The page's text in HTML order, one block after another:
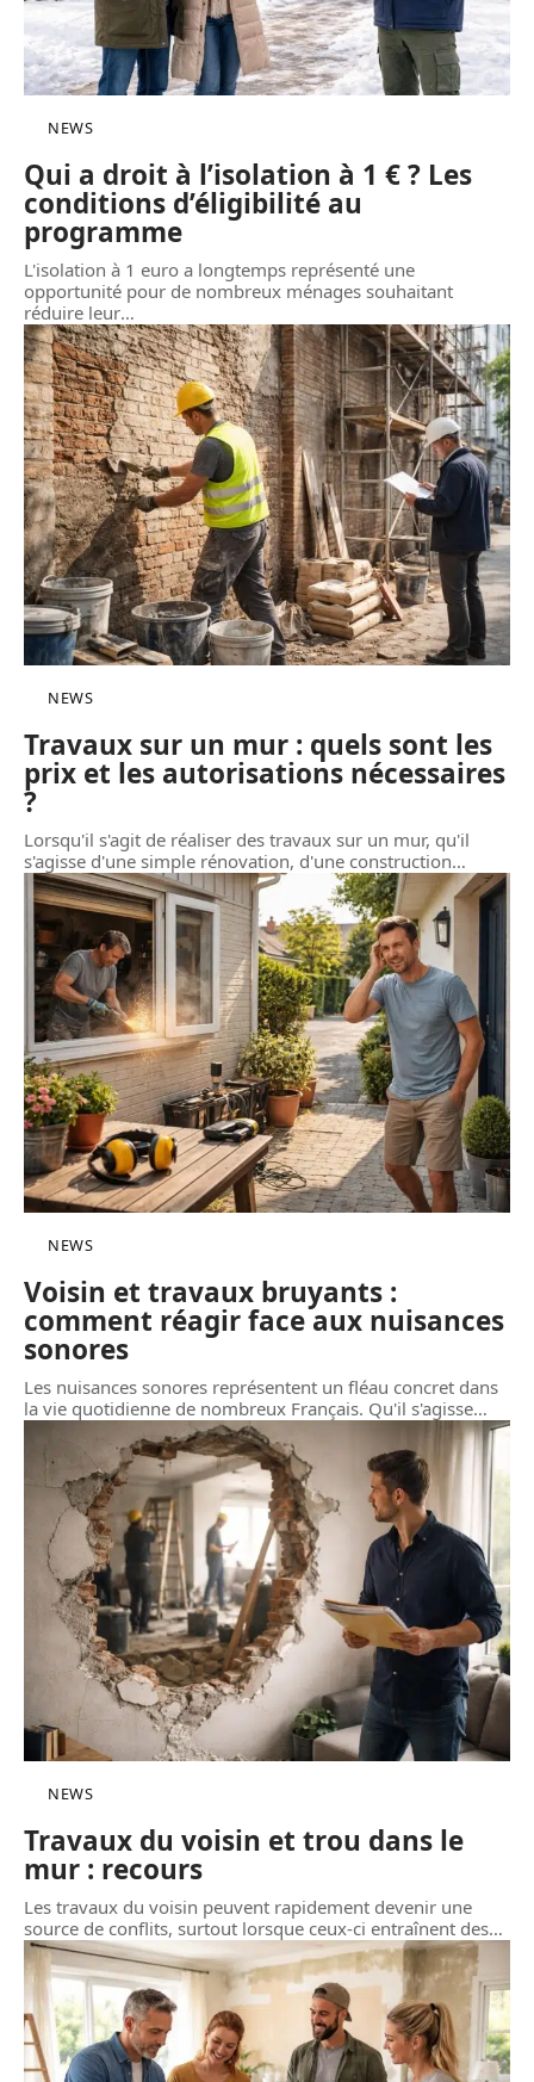
NEWS
Qui a droit à l’isolation à 1 € ? Les
conditions d’éligibilité au
programme
L'isolation à 1 euro a longtemps représenté une
opportunité pour de nombreux ménages souhaitant
réduire leur…
NEWS
Travaux sur un mur : quels sont les
prix et les autorisations nécessaires
?
Lorsqu'il s'agit de réaliser des travaux sur un mur, qu'il
s'agisse d'une simple rénovation, d'une construction…
NEWS
Voisin et travaux bruyants :
comment réagir face aux nuisances
sonores
Les nuisances sonores représentent un fléau concret dans
la vie quotidienne de nombreux Français. Qu'il s'agisse…
NEWS
Travaux du voisin et trou dans le
mur : recours
Les travaux du voisin peuvent rapidement devenir une
source de conflits, surtout lorsque ceux-ci entraînent des…